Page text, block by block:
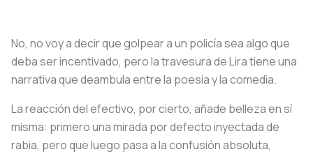
No, no voy a decir que golpear a un policía sea algo que
deba ser incentivado, pero la travesura de Lira tiene una
narrativa que deambula entre la poesía y la comedia.
La reacción del efectivo, por cierto, añade belleza en sí
misma: primero una mirada por defecto inyectada de
rabia, pero que luego pasa a la confusión absoluta,